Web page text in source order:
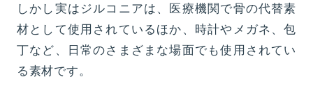
しかし実はジルコニアは、医療機関で骨の代替素
材として使用されているほか、時計やメガネ、包
丁など、日常のさまざまな場面でも使用されてい
る素材です。